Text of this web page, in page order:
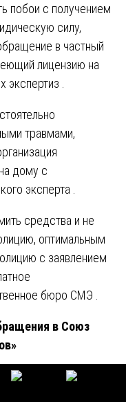
побои с получением
силу,
в частный
лицензию на
.
травмами,
дому с
эксперта .
средства и не
оптимальным
с заявлением
бюро СМЭ .
в Союз
экспертов»